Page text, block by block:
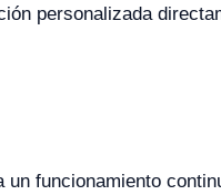
personalizada
funcionamiento